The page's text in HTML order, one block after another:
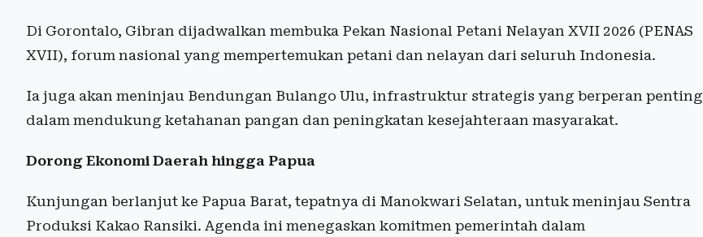
Di Gorontalo, Gibran dijadwalkan membuka Pekan Nasional Petani Nelayan XVII 2026 (PENAS
XVII), forum nasional yang mempertemukan petani dan nelayan dari seluruh Indonesia.
Ia juga akan meninjau Bendungan Bulango Ulu, infrastruktur strategis yang berperan penting
dalam mendukung ketahanan pangan dan peningkatan kesejahteraan masyarakat.
Dorong Ekonomi Daerah hingga Papua
Kunjungan berlanjut ke Papua Barat, tepatnya di Manokwari Selatan, untuk meninjau Sentra
Produksi Kakao Ransiki. Agenda ini menegaskan komitmen pemerintah dalam